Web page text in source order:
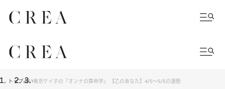
トップ占い東京ケイ子の「オンナの算命学」 【乙のあなた】4/5～5/5の運勢